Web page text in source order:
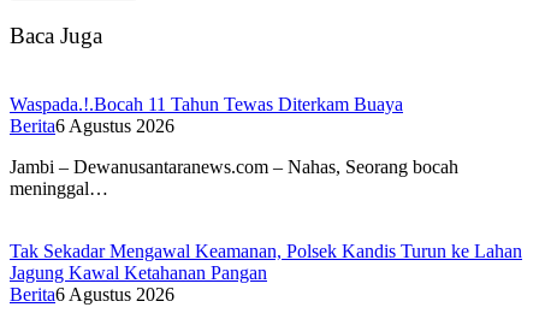
Baca Juga
Waspada.!.Bocah 11 Tahun Tewas Diterkam Buaya
Berita6 Agustus 2026
Jambi – Dewanusantaranews.com – Nahas, Seorang bocah
meninggal…
Tak Sekadar Mengawal Keamanan, Polsek Kandis Turun ke Lahan
Jagung Kawal Ketahanan Pangan
Berita6 Agustus 2026